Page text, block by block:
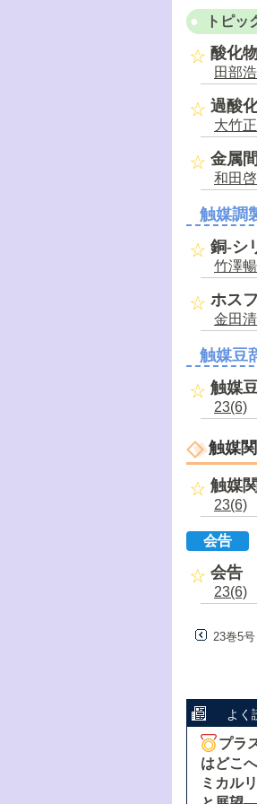
トピッ
酸化
田部
過酸
大竹
金属
和田
触媒調
銅-シ
竹澤
ホス
金田
触媒豆
触媒
23(6)
触媒
触媒
23(6)
会告
会告
23(6)
23巻5
よく
プラ
はどこ
ミカル